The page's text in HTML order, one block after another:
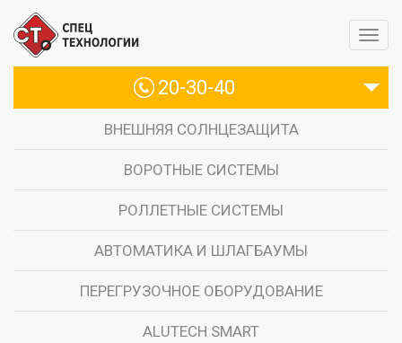
20-30-40
ВНЕШНЯЯ СОЛНЦЕЗАЩИТА
ВОРОТНЫЕ СИСТЕМЫ
РОЛЛЕТНЫЕ СИСТЕМЫ
АВТОМАТИКА И ШЛАГБАУМЫ
ПЕРЕГРУЗОЧНОЕ ОБОРУДОВАНИЕ
ALUTECH SMART